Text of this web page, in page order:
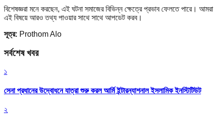
বিশেষজ্ঞরা মনে করছেন, এই ঘটনা সমাজের বিভিন্ন ক্ষেত্রে প্রভাব ফেলতে পারে। আমরা
এই বিষয়ে আরও তথ্য পাওয়ার সাথে সাথে আপডেট করব।
সূত্র: Prothom Alo
সর্বশেষ খবর
১
সেনা প্রধানের উদ্বোধনে যাত্রা শুরু করল আর্মি ইন্টারন্যাশনাল ইসলামিক ইনস্টিটিউট
২